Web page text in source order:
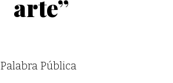
arte”
Palabra Pública